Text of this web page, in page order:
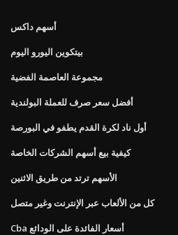
أسهم داكس
بيتكوين اليورو اليوم
مجموعة العاصمة الفضية
أفضل سعر صرف للعملة البولندية
أول ناد لكرة القدم يطفو في البورصة
كيفية بيع أسهم الشركات الخاصة
الأسهم ترتد من طريق الاثنين
كل من الألعاب عبر الإنترنت وغير متصل
Cba أسعار الفائدة على الودائع